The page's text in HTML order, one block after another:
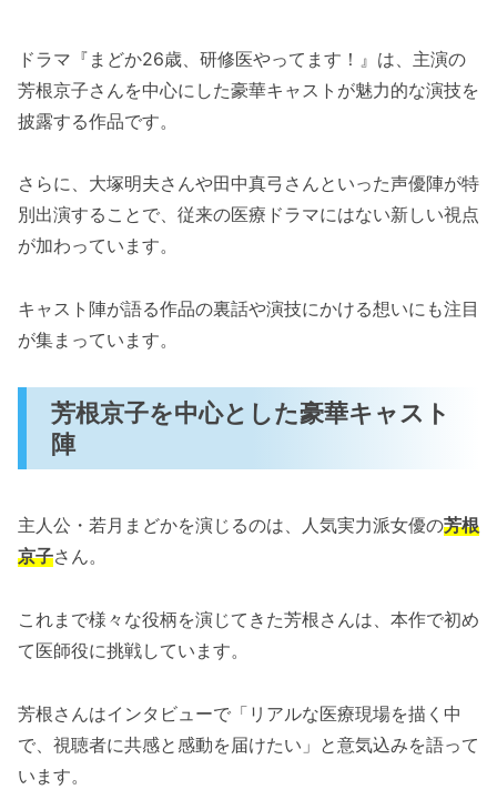
ドラマ『まどか26歳、研修医やってます！』は、主演の
芳根京子さんを中心にした豪華キャストが魅力的な演技を
披露する作品です。
さらに、大塚明夫さんや田中真弓さんといった声優陣が特
別出演することで、従来の医療ドラマにはない新しい視点
が加わっています。
キャスト陣が語る作品の裏話や演技にかける想いにも注目
が集まっています。
芳根京子を中心とした豪華キャスト
陣
主人公・若月まどかを演じるのは、人気実力派女優の芳根
京子さん。
これまで様々な役柄を演じてきた芳根さんは、本作で初め
て医師役に挑戦しています。
芳根さんはインタビューで「リアルな医療現場を描く中
で、視聴者に共感と感動を届けたい」と意気込みを語って
います。